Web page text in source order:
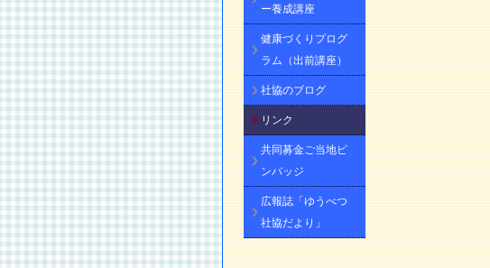
ー養成講座
健康づくりプログ
ラム（出前講座）
社協のブログ
リンク
共同募金ご当地ピ
ンバッジ
広報誌「ゆうべつ
社協だより」